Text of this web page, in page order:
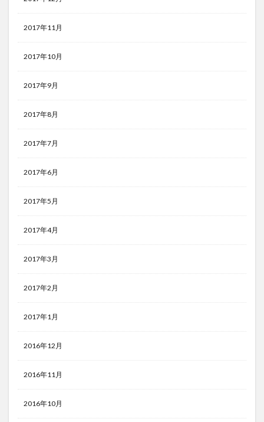
2017年11月
2017年10月
2017年9月
2017年8月
2017年7月
2017年6月
2017年5月
2017年4月
2017年3月
2017年2月
2017年1月
2016年12月
2016年11月
2016年10月